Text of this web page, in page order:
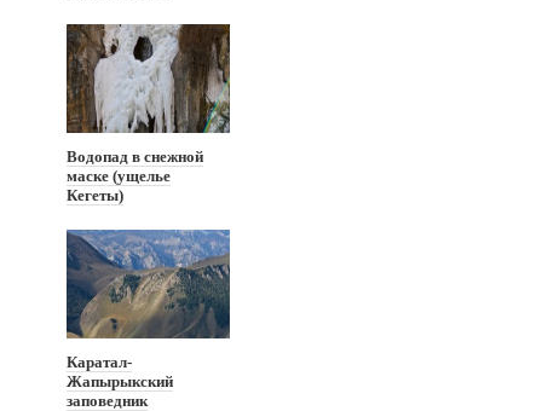
Водопад в снежной
маске (ущелье
Кегеты)
Каратал-
Жапырыкский
заповедник